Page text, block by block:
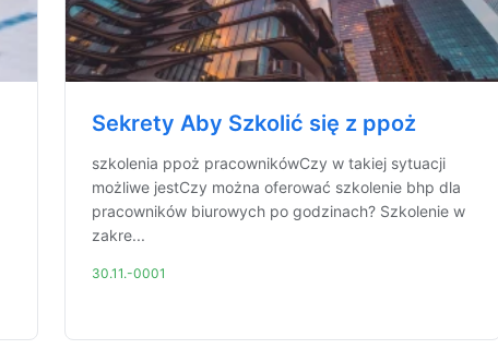
Sekrety Aby Szkolić się z ppoż
szkolenia ppoż pracownikówCzy w takiej sytuacji
możliwe jestCzy można oferować szkolenie bhp dla
pracowników biurowych po godzinach? Szkolenie w
zakre...
30.11.-0001